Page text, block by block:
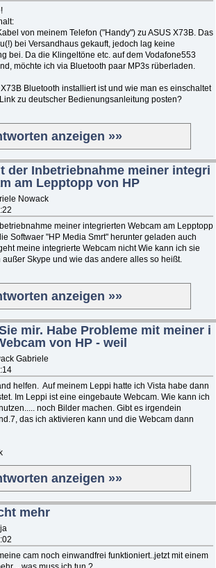
von meinem Telefon ("Handy") zu ASUS X73B. Das
bei Versandhaus gekauft, jedoch lag keine
bei. Da die Klingeltöne etc. auf dem Vodafone553
möchte ich via Bluetooth paar MP3s rüberladen.
Bluetooth installiert ist und wie man es einschaltet
zu deutscher Bedienungsanleitung posten?
anzeigen »»
der Inbetriebnahme meiner integri
am Lepptopp von HP
Nowack
meiner integrierten Webcam am Lepptopp
Softwaer "HP Media Smrt" herunter geladen auch
meine integrierte Webcam nicht Wie kann ich sie
Skype und wie das andere alles so heißt.
anzeigen »»
mir. Habe Probleme mit meiner i
von HP - weil
Gabriele
helfen. Auf meinem Leppi hatte ich Vista habe dann
Im Leppi ist eine eingebaute Webcam. Wie kann ich
noch Bilder machen. Gibt es irgendein
das ich aktivieren kann und die Webcam dann
anzeigen »»
mehr
cam noch einwandfrei funktioniert..jetzt mit einem